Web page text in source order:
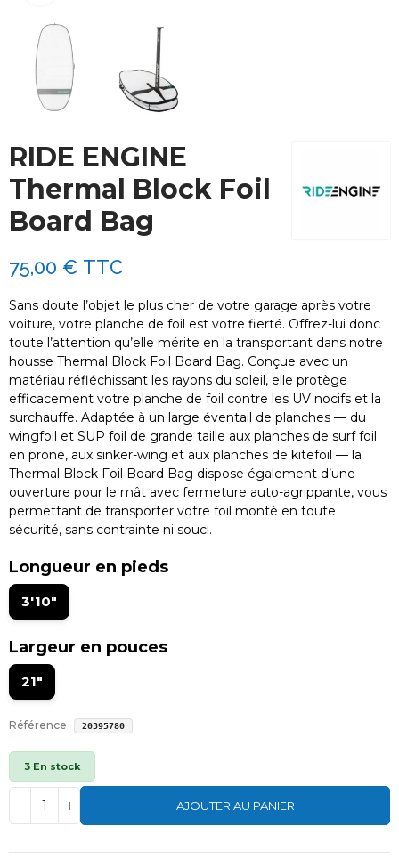
RIDE ENGINE
Thermal Block Foil
Board Bag
75,00 € TTC
Sans doute l’objet le plus cher de votre garage après votre
voiture, votre planche de foil est votre fierté. Offrez-lui donc
toute l’attention qu’elle mérite en la transportant dans notre
housse Thermal Block Foil Board Bag. Conçue avec un
matériau réfléchissant les rayons du soleil, elle protège
efficacement votre planche de foil contre les UV nocifs et la
surchauffe. Adaptée à un large éventail de planches — du
wingfoil et SUP foil de grande taille aux planches de surf foil
en prone, aux sinker-wing et aux planches de kitefoil — la
Thermal Block Foil Board Bag dispose également d’une
ouverture pour le mât avec fermeture auto-agrippante, vous
permettant de transporter votre foil monté en toute
sécurité, sans contrainte ni souci.
Longueur en pieds
3'10"
Largeur en pouces
21"
Référence 20395780
3 En stock
AJOUTER AU PANIER